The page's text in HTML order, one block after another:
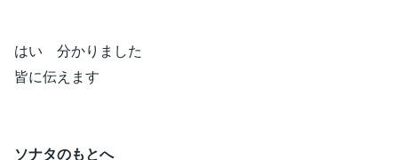
はい 分かりました
皆に伝えます
ソナタのもとへ